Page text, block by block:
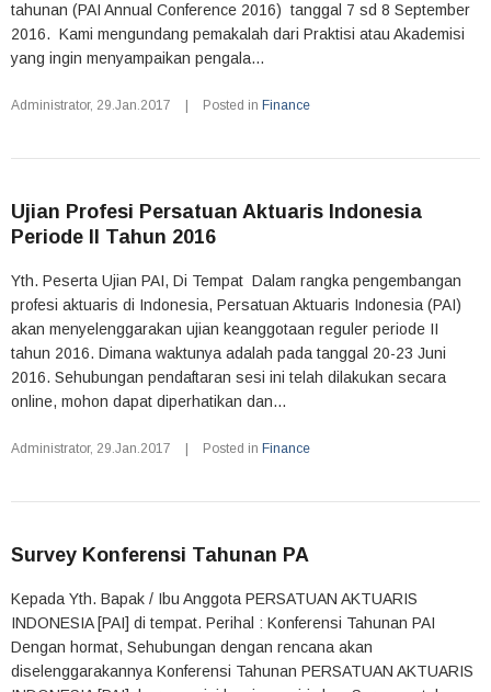
tahunan (PAI Annual Conference 2016) tanggal 7 sd 8 September
2016. Kami mengundang pemakalah dari Praktisi atau Akademisi
yang ingin menyampaikan pengala...
Administrator, 29.Jan.2017 Posted in Finance
Ujian Profesi Persatuan Aktuaris Indonesia
Periode II Tahun 2016
Yth. Peserta Ujian PAI, Di Tempat Dalam rangka pengembangan
profesi aktuaris di Indonesia, Persatuan Aktuaris Indonesia (PAI)
akan menyelenggarakan ujian keanggotaan reguler periode II
tahun 2016. Dimana waktunya adalah pada tanggal 20-23 Juni
2016. Sehubungan pendaftaran sesi ini telah dilakukan secara
online, mohon dapat diperhatikan dan...
Administrator, 29.Jan.2017 Posted in Finance
Survey Konferensi Tahunan PA
Kepada Yth. Bapak / Ibu Anggota PERSATUAN AKTUARIS
INDONESIA [PAI] di tempat. Perihal : Konferensi Tahunan PAI
Dengan hormat, Sehubungan dengan rencana akan
diselenggarakannya Konferensi Tahunan PERSATUAN AKTUARIS